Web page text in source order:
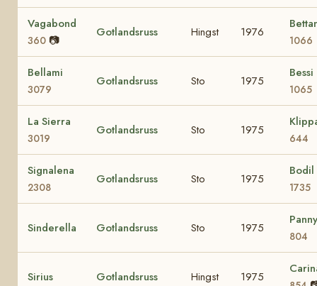
Vagabond
360 📷
Gotlandsruss Hingst 1976
1066
Bellami
3079
Gotlandsruss Sto 1975
Bessi
1065
La Sierra
3019
Gotlandsruss Sto 1975
644
Signalena
2308
Gotlandsruss Sto 1975
Bodil
1735
Sinderella Gotlandsruss Sto 1975
Panny
804
Sirius Gotlandsruss Hingst 1975